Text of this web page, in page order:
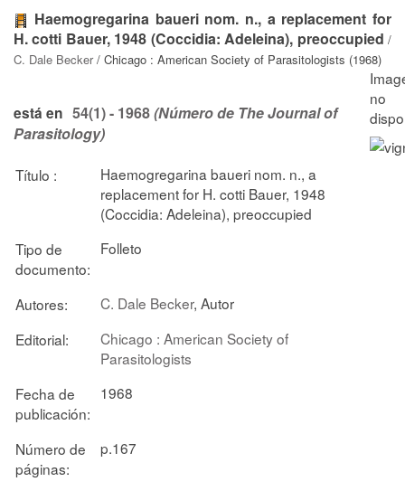
Haemogregarina baueri nom. n., a replacement for
H. cotti Bauer, 1948 (Coccidia: Adeleina), preoccupied /
C. Dale Becker/ Chicago : American Society of Parasitologists (1968)
está en 54(1) - 1968(Número de The Journal of
Parasitology)
Título :
Haemogregarina baueri nom. n., a
replacement for H. cotti Bauer, 1948
(Coccidia: Adeleina), preoccupied
Tipo de
documento:
Folleto
Autores: C. Dale Becker, Autor
Editorial:
Chicago : American Society of
Parasitologists
Fecha de
publicación:
1968
Número de
páginas:
p.167